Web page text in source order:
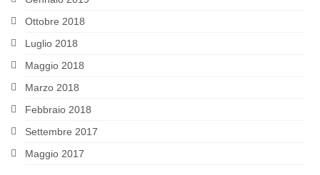
Ottobre 2018
Luglio 2018
Maggio 2018
Marzo 2018
Febbraio 2018
Settembre 2017
Maggio 2017